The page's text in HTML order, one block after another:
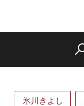
氷川きよし